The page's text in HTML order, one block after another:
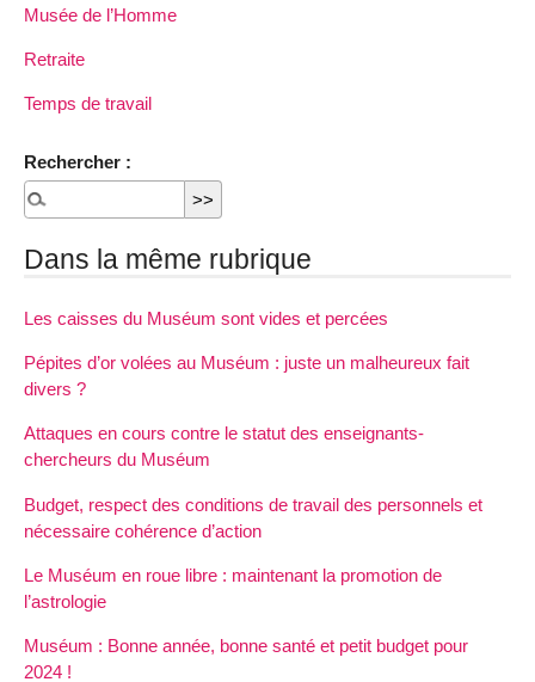
Musée de l’Homme
Retraite
Temps de travail
Rechercher :
Dans la même rubrique
Les caisses du Muséum sont vides et percées
Pépites d’or volées au Muséum : juste un malheureux fait
divers ?
Attaques en cours contre le statut des enseignants-
chercheurs du Muséum
Budget, respect des conditions de travail des personnels et
nécessaire cohérence d’action
Le Muséum en roue libre : maintenant la promotion de
l’astrologie
Muséum : Bonne année, bonne santé et petit budget pour
2024 !